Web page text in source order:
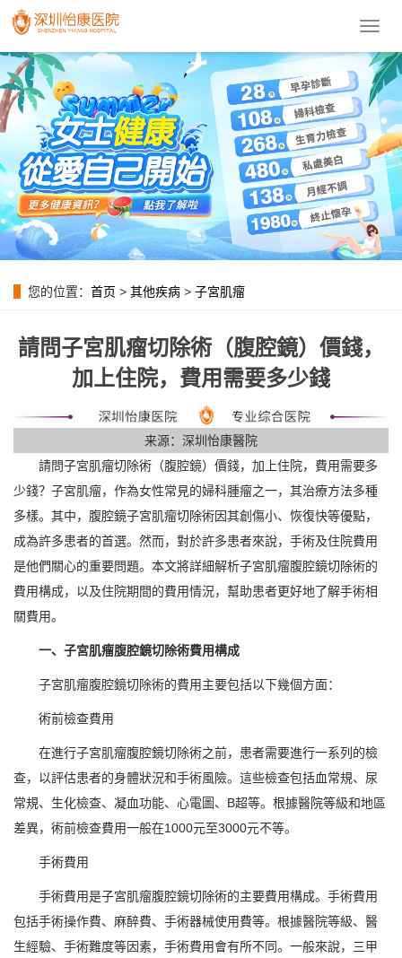
導
菜
單
您的位置： 首页 > 其他疾病 > 子宮肌瘤
請問子宮肌瘤切除術（腹腔鏡）價錢，
加上住院，費用需要多少錢
来源：深圳怡康醫院
請問子宮肌瘤切除術（腹腔鏡）價錢，加上住院，費用需要多
少錢？子宮肌瘤，作為女性常見的婦科腫瘤之一，其治療方法多種
多樣。其中，腹腔鏡子宮肌瘤切除術因其創傷小、恢復快等優點，
成為許多患者的首選。然而，對於許多患者來說，手術及住院費用
是他們關心的重要問題。本文將詳細解析子宮肌瘤腹腔鏡切除術的
費用構成，以及住院期間的費用情況，幫助患者更好地了解手術相
關費用。
一、子宮肌瘤腹腔鏡切除術費用構成
子宮肌瘤腹腔鏡切除術的費用主要包括以下幾個方面：
術前檢查費用
在進行子宮肌瘤腹腔鏡切除術之前，患者需要進行一系列的檢
查，以評估患者的身體狀況和手術風險。這些檢查包括血常規、尿
常規、生化檢查、凝血功能、心電圖、B超等。根據醫院等級和地區
差異，術前檢查費用一般在1000元至3000元不等。
手術費用
手術費用是子宮肌瘤腹腔鏡切除術的主要費用構成。手術費用
包括手術操作費、麻醉費、手術器械使用費等。根據醫院等級、醫
生經驗、手術難度等因素，手術費用會有所不同。一般來說，三甲